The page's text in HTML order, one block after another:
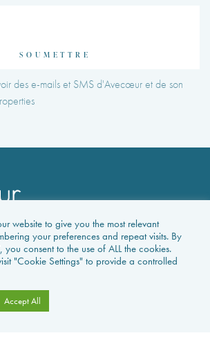
SOUMETTRE
des e-mails et SMS d'Avecœur et de son
website to give you the most relevant
your preferences and repeat visits. By
consent to the use of ALL the cookies.
"Cookie Settings" to provide a controlled
Accept All